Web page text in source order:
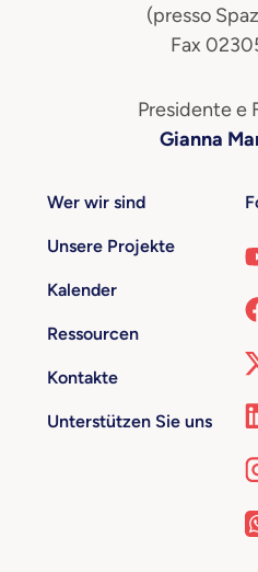
(presso
Fax
Presidente e
Gianna
Wer wir sind
Unsere Projekte
Kalender
Ressourcen
Kontakte
Unterstützen Sie uns